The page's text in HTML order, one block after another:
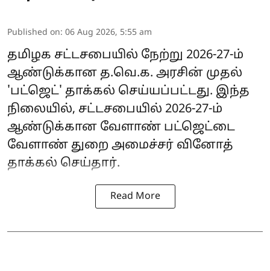
Published on: 06 Aug 2026, 5:55 am
தமிழக சட்டசபையில் நேற்று 2026-27-ம்
ஆண்டுக்கான த.வெ.க. அரசின் முதல்
'பட்ஜெட்' தாக்கல் செய்யப்பட்டது. இந்த
நிலையில், சட்டசபையில் 2026-27-ம்
ஆண்டுக்கான வேளாண் பட்ஜெட்டை
வேளாண் துறை அமைச்சர் வினோத்
தாக்கல் செய்தார்.
Read More